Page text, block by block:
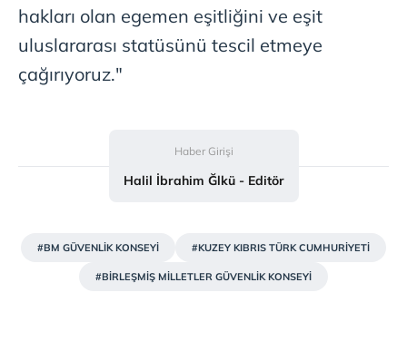
hakları olan egemen eşitliğini ve eşit
uluslararası statüsünü tescil etmeye
çağırıyoruz."
Haber Girişi
Halil İbrahim Ğlkü - Editör
#BM GÜVENLİK KONSEYİ #KUZEY KIBRIS TÜRK CUMHURİYETİ
#BİRLEŞMİŞ MİLLETLER GÜVENLİK KONSEYİ